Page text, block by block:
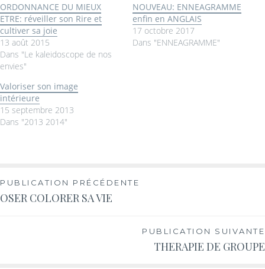
ORDONNANCE DU MIEUX
ETRE: réveiller son Rire et
cultiver sa joie
13 août 2015
Dans "Le kaleidoscope de nos
envies"
NOUVEAU: ENNEAGRAMME
enfin en ANGLAIS
17 octobre 2017
Dans "ENNEAGRAMME"
Valoriser son image
intérieure
15 septembre 2013
Dans "2013 2014"
PUBLICATION PRÉCÉDENTE
OSER COLORER SA VIE
PUBLICATION SUIVANTE
THERAPIE DE GROUPE